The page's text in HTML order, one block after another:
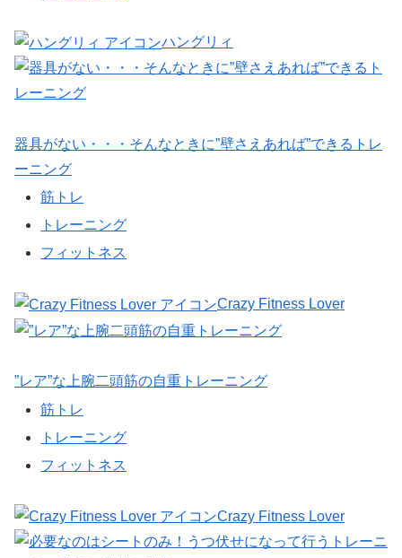
ハングリィ
器具がない・・・そんなときに”壁さえあれば”できるトレ
ーニング
筋トレ
トレーニング
フィットネス
Crazy Fitness Lover
”レア”な上腕二頭筋の自重トレーニング
筋トレ
トレーニング
フィットネス
Crazy Fitness Lover